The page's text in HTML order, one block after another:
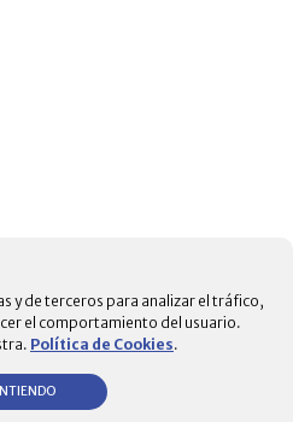
y de terceros para analizar el tráfico,
el comportamiento del usuario.
Política de Cookies.